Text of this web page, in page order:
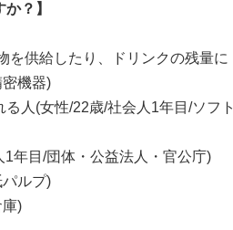
？】
を供給したり、ドリンクの残量に
機器)
人(女性/22歳/社会人1年目/ソフト
1年目/団体・公益法人・官公庁)
ルプ)
庫)